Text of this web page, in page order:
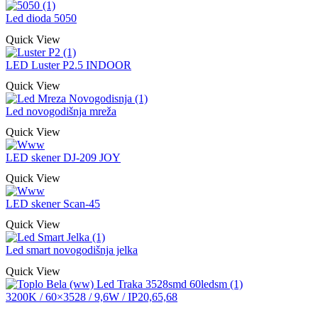
Led dioda 5050
Quick View
LED Luster P2.5 INDOOR
Quick View
Led novogodišnja mreža
Quick View
LED skener DJ-209 JOY
Quick View
LED skener Scan-45
Quick View
Led smart novogodišnja jelka
Quick View
3200K / 60×3528 / 9,6W / IP20,65,68